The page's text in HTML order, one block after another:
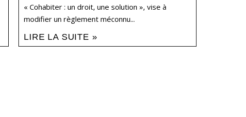
« Cohabiter : un droit, une solution », vise à
modifier un règlement méconnu...
LIRE LA SUITE »